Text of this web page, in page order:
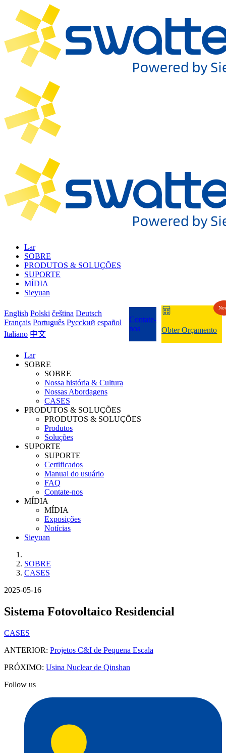
Lar
SOBRE
PRODUTOS & SOLUÇÕES
SUPORTE
MÍDIA
Sieyuan
English Polski čeština Deutsch
Français Português Pycckий español
Italiano 中文
Contate-
nos
Obter Orçamento
Lar
SOBRE
SOBRE
Nossa história & Cultura
Nossas Abordagens
CASES
PRODUTOS & SOLUÇÕES
PRODUTOS & SOLUÇÕES
Produtos
Soluções
SUPORTE
SUPORTE
Certificados
Manual do usuário
FAQ
Contate-nos
MÍDIA
MÍDIA
Exposições
Notícias
Sieyuan
SOBRE
CASES
2025-05-16
Sistema Fotovoltaico Residencial
CASES
ANTERIOR: Projetos C&I de Pequena Escala
PRÓXIMO: Usina Nuclear de Qinshan
Follow us